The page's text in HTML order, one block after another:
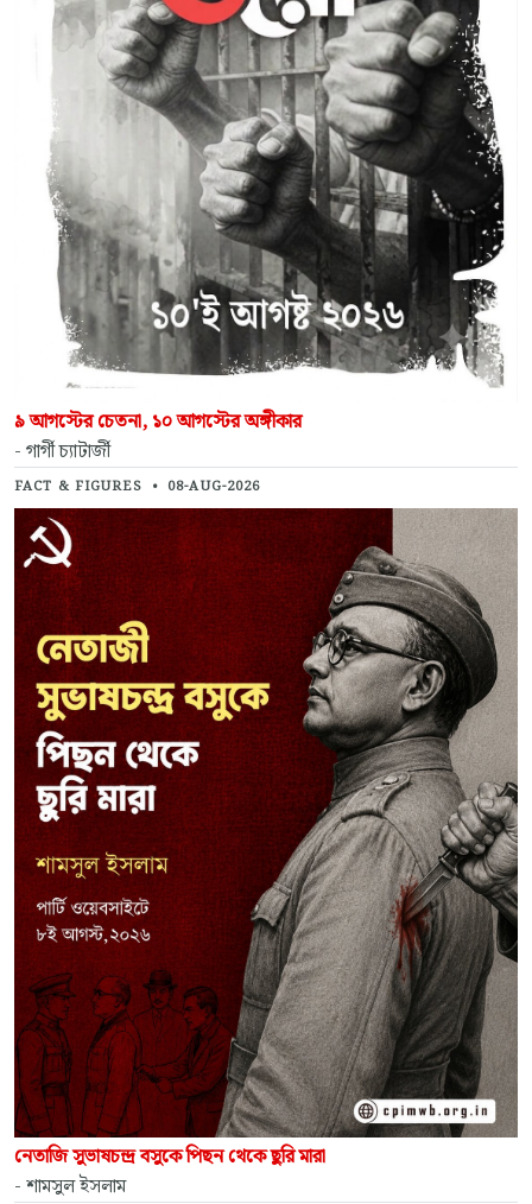
৯ আগস্টের চেতনা, ১০ আগস্টের অঙ্গীকার
- গার্গী চ্যাটার্জী
FACT & FIGURES • 08-AUG-2026
নেতাজি সুভাষচন্দ্র বসুকে পিছন থেকে ছুরি মারা
- শামসুল ইসলাম